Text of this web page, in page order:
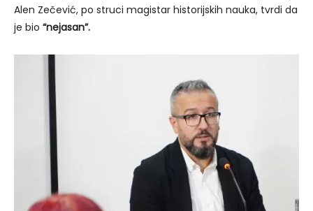
Alen Zečević, po struci magistar historijskih nauka, tvrdi da
je bio “nejasan”.